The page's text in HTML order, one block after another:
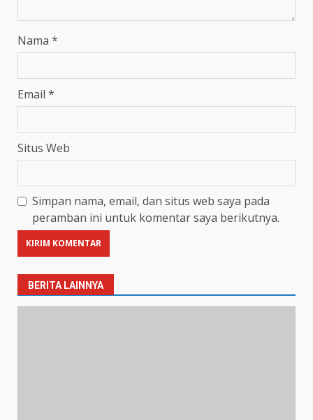
Nama *
Email *
Situs Web
Simpan nama, email, dan situs web saya pada
peramban ini untuk komentar saya berikutnya.
BERITA LAINNYA